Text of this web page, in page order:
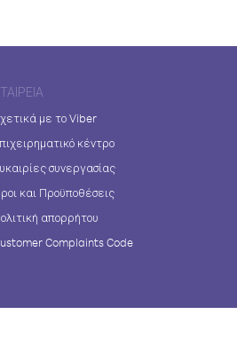
με το Viber
κέντρο
συνεργασίας
και Προϋποθέσεις
απορρήτου
Complaints Code